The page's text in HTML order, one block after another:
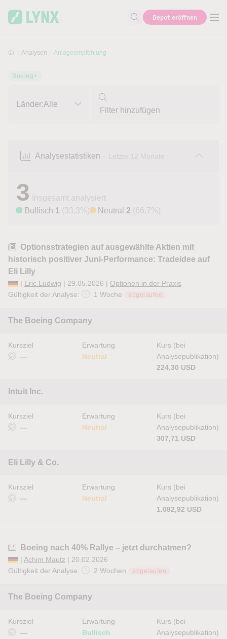
Suche nach Aktie, Autor...
Depot eröffnen
Analysen Anlageempfehlung
Boeing×
Länder:Alle
Analysestatistiken – Letzte 12 Monate
3
Insgesamt analysiert
Bullisch 1 (33,3%) Neutral 2 (66,7%)
Optionsstrategien auf ausgewählte Aktien mit
historisch positiver Juni-Performance: Tradeidee auf
Eli Lilly
| Eric Ludwig | 29.05.2026 | Optionen in der Praxis
Gültigkeit der Analyse:
1 Woche abgelaufen
The Boeing Company
Kursziel
—
Erwartung
Neutral
Kurs (bei
Analysepublikation)
224,30 USD
Intuit Inc.
Kursziel
—
Erwartung
Neutral
Kurs (bei
Analysepublikation)
307,71 USD
Eli Lilly & Co.
Kursziel
—
Erwartung
Neutral
Kurs (bei
Analysepublikation)
1.082,92 USD
Boeing nach 40% Rallye – jetzt durchatmen?
| Achim Mautz | 20.02.2026
Gültigkeit der Analyse:
2 Wochen abgelaufen
The Boeing Company
Kursziel
—
Erwartung
Bullisch
Kurs (bei
Analysepublikation)